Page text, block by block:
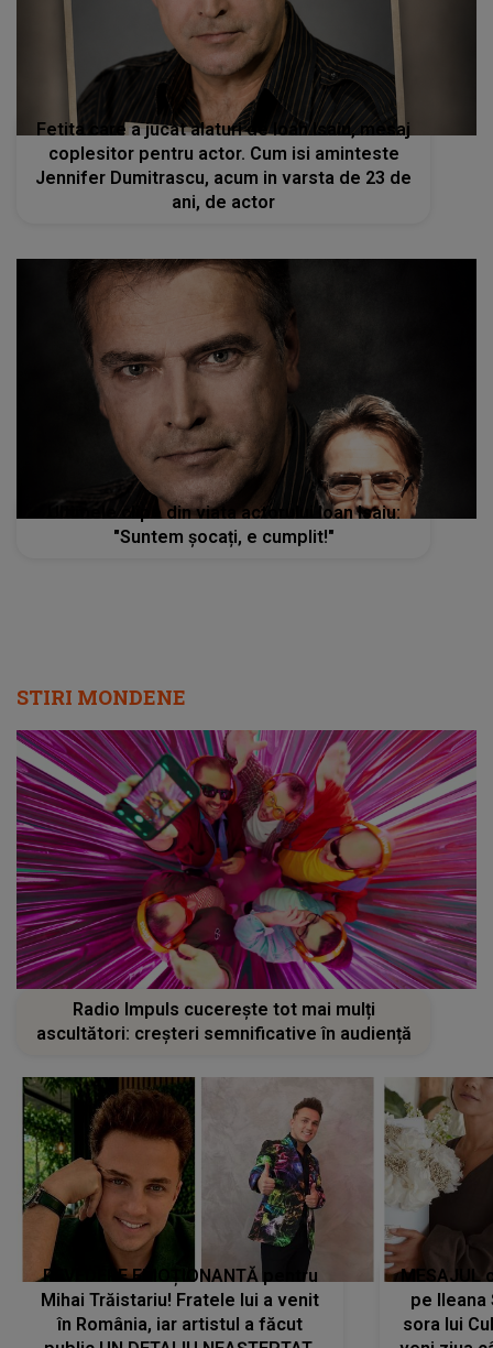
Fetita care a jucat alaturi de Ioan Isaiu, mesaj
coplesitor pentru actor. Cum isi aminteste
Jennifer Dumitrascu, acum in varsta de 23 de
ani, de actor
Ultimele clipe din viata actorului Ioan Isaiu:
"Suntem șocați, e cumplit!"
STIRI MONDENE
Radio Impuls cucerește tot mai mulți
ascultători: creșteri semnificative în audiență
REVEDERE EMOȚIONANTĂ pentru
Mihai Trăistariu! Fratele lui a venit
în România, iar artistul a făcut
MESAJUL
pe Ileana
sora lui